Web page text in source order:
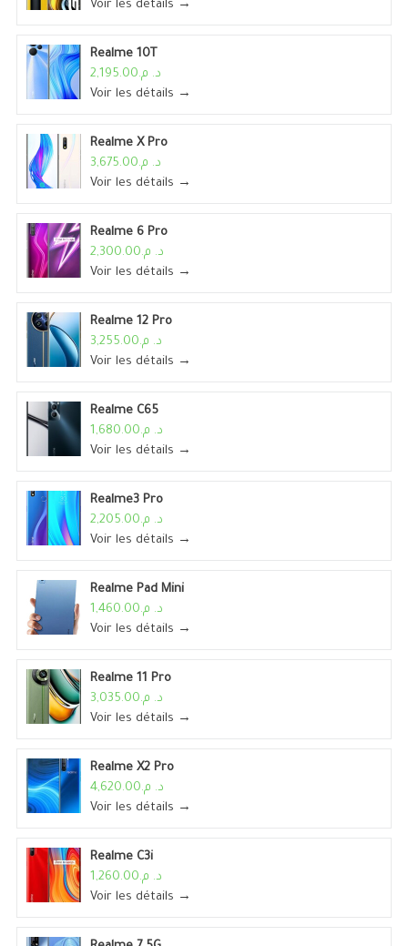
Voir les détails →
Realme 10T
د. م.2,195.00
Voir les détails →
Realme X Pro
د. م.3,675.00
Voir les détails →
Realme 6 Pro
د. م.2,300.00
Voir les détails →
Realme 12 Pro
د. م.3,255.00
Voir les détails →
Realme C65
د. م.1,680.00
Voir les détails →
Realme3 Pro
د. م.2,205.00
Voir les détails →
Realme Pad Mini
د. م.1,460.00
Voir les détails →
Realme 11 Pro
د. م.3,035.00
Voir les détails →
Realme X2 Pro
د. م.4,620.00
Voir les détails →
Realme C3i
د. م.1,260.00
Voir les détails →